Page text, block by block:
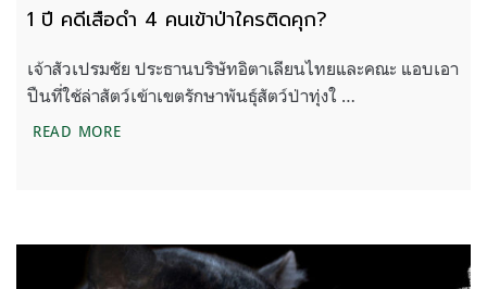
1 ปี คดีเสือดำ 4 คนเข้าป่าใครติดคุก?
เจ้าสัวเปรมชัย ประธานบริษัทอิตาเลียนไทยและคณะ แอบเอา
ปืนที่ใช้ล่าสัตว์เข้าเขตรักษาพันธุ์สัตว์ป่าทุ่งใ …
READ MORE1 ปี คดีเสือดำ 4 คนเข้าป่าใครติดคุก?